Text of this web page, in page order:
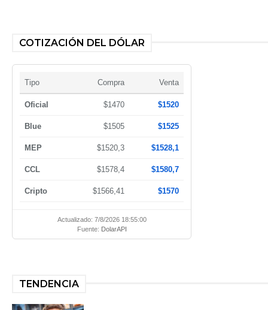
COTIZACIÓN DEL DÓLAR
Tipo Compra Venta
Oficial $1470 $1520
Blue $1505 $1525
MEP $1520,3 $1528,1
CCL $1578,4 $1580,7
Cripto $1566,41 $1570
Actualizado: 7/8/2026 18:55:00
Fuente: DolarAPI
TENDENCIA